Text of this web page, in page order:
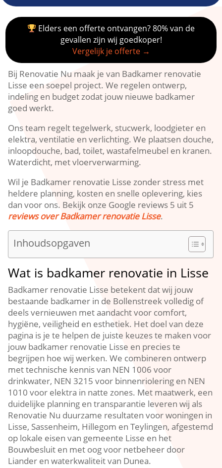
Elders een offerte ontvangen? 80% van de
gevallen zijn wij goedkoper!
Vergelijk je offerte →
Bij Renovatie Nu maak je van Badkamer renovatie
Lisse een soepel project.​ We regelen ontwerp,
indeling en budget zodat jouw nieuwe badkamer
goed werkt.​
Ons team regelt tegelwerk, stucwerk, loodgieter en
elektra, ventilatie en verlichting.​ We plaatsen douche,
inloopdouche, bad, toilet, wastafelmeubel en kranen.​
Waterdicht, met vloerverwarming.​
Wil je Badkamer renovatie Lisse zonder stress met
heldere planning, kosten en snelle oplevering, kies
dan voor ons.​ Bekijk onze Google reviews 5 uit 5
reviews over Badkamer renovatie Lisse.​
Inhoudsopgaven
Wat is badkamer renovatie in Lisse
Badkamer renovatie Lisse betekent dat wij jouw
bestaande badkamer in de Bollenstreek volledig of
deels vernieuwen met aandacht voor comfort,
hygiëne, veiligheid en esthetiek.​ Het doel van deze
pagina is je te helpen de juiste keuzes te maken voor
jouw badkamer renovatie Lisse en precies te
begrijpen hoe wij werken.​ We combineren ontwerp
met technische kennis van NEN 1006 voor
drinkwater, NEN 3215 voor binnenriolering en NEN
1010 voor elektra in natte zones.​ Met maatwerk, een
duidelijke planning en transparantie leveren wij als
Renovatie Nu duurzame resultaten voor woningen in
Lisse, Sassenheim, Hillegom en Teylingen, afgestemd
op lokale eisen van gemeente Lisse en het
Bouwbesluit en met oog voor netbeheer door
Liander en waterkwaliteit van Dunea.​